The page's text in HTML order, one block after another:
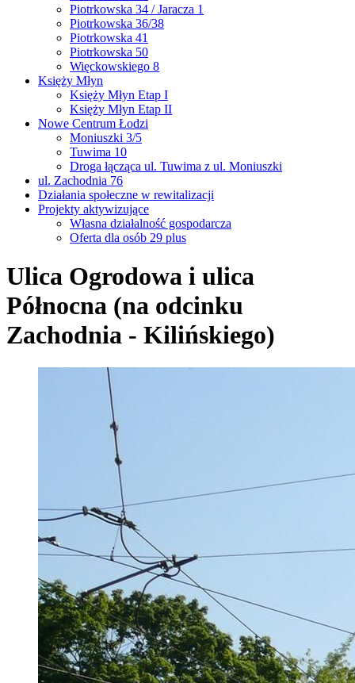
Piotrkowska 34 / Jaracza 1
Piotrkowska 36/38
Piotrkowska 41
Piotrkowska 50
Więckowskiego 8
Księży Młyn
Księży Młyn Etap I
Księży Młyn Etap II
Nowe Centrum Łodzi
Moniuszki 3/5
Tuwima 10
Droga łącząca ul. Tuwima z ul. Moniuszki
ul. Zachodnia 76
Działania społeczne w rewitalizacji
Projekty aktywizujące
Własna działalność gospodarcza
Oferta dla osób 29 plus
Ulica Ogrodowa i ulica
Północna (na odcinku
Zachodnia - Kilińskiego)